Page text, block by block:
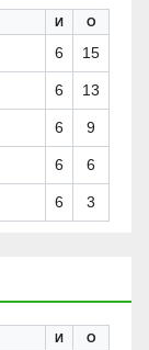
И О
6 15
6 13
6 9
6 6
6 3
И О